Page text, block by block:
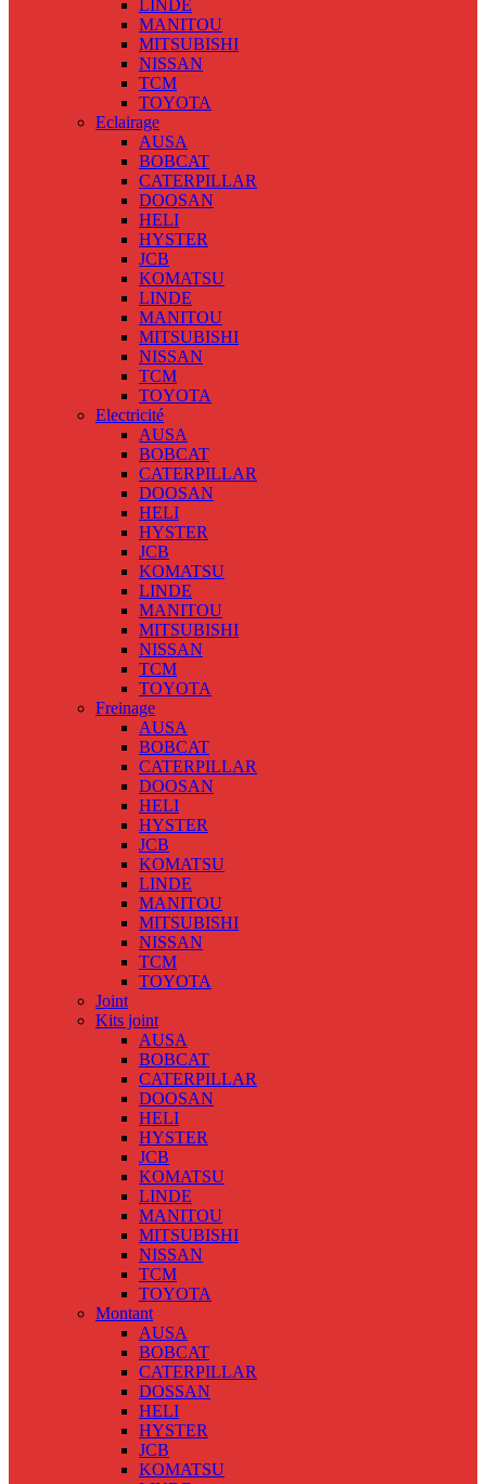
LINDE
MANITOU
MITSUBISHI
NISSAN
TCM
TOYOTA
Eclairage
AUSA
BOBCAT
CATERPILLAR
DOOSAN
HELI
HYSTER
JCB
KOMATSU
LINDE
MANITOU
MITSUBISHI
NISSAN
TCM
TOYOTA
Electricité
AUSA
BOBCAT
CATERPILLAR
DOOSAN
HELI
HYSTER
JCB
KOMATSU
LINDE
MANITOU
MITSUBISHI
NISSAN
TCM
TOYOTA
Freinage
AUSA
BOBCAT
CATERPILLAR
DOOSAN
HELI
HYSTER
JCB
KOMATSU
LINDE
MANITOU
MITSUBISHI
NISSAN
TCM
TOYOTA
Joint
Kits joint
AUSA
BOBCAT
CATERPILLAR
DOOSAN
HELI
HYSTER
JCB
KOMATSU
LINDE
MANITOU
MITSUBISHI
NISSAN
TCM
TOYOTA
Montant
AUSA
BOBCAT
CATERPILLAR
DOSSAN
HELI
HYSTER
JCB
KOMATSU